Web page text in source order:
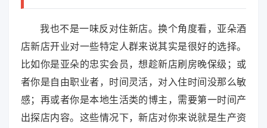
我也不是一味反对住新店。换个角度看，亚朵酒
店新店开业对一些特定人群来说其实是很好的选择。
比如你是亚朵的忠实会员，想趁新店刷房晚保级；或
者你是自由职业者，时间灵活，对入住时间没那么敏
感；再或者你是本地生活类的博主，需要第一时间产
出探店内容。这些情况下，新店对你来说就是生产资